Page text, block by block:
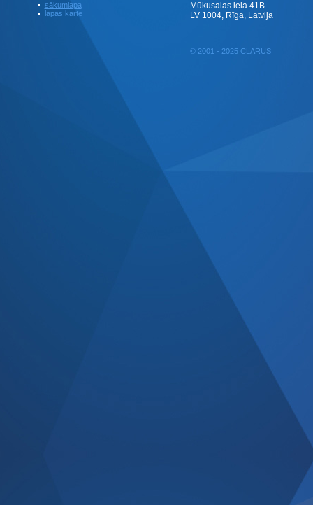
sākumlapa
lapas karte
Mūkusalas iela 41B
LV 1004, Rīga, Latvija
© 2001 - 2025 CLARUS